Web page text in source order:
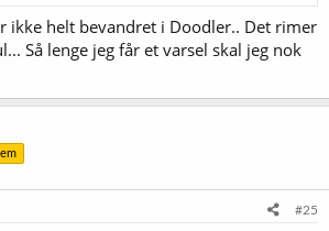
ikke helt bevandret i Doodler.. Det rimer
Så lenge jeg får et varsel skal jeg nok
#25